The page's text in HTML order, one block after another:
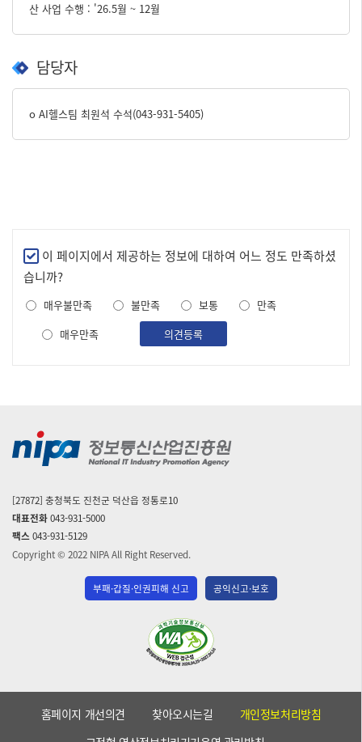
산 사업 수행 : '26.5월 ~ 12월
담당자
o AI헬스팀 최원석 수석(043-931-5405)
만
족
도
조
이 페이지에서 제공하는 정보에 대하여 어느 정도 만족하셨
습니까?
매우불만족 불만족 보통
만족
매우만족
의견등록
[27872] 충청북도 진천군 덕산읍 정통로10
대표전화043-931-5000
팩스043-931-5129
Copyright © 2022 NIPA All Right Reserved.
부패·갑질·인권피해 신고 공익신고·보호
(사)
한
국
인
홈페이지 개선의견 찾아오시는길
개인정보처리방침